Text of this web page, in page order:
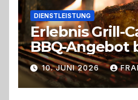
DIENSTLEISTUNG
Erlebnis Grill-
BBQ-Angebot
perfekten
Trend zu
10. JUNI 2026